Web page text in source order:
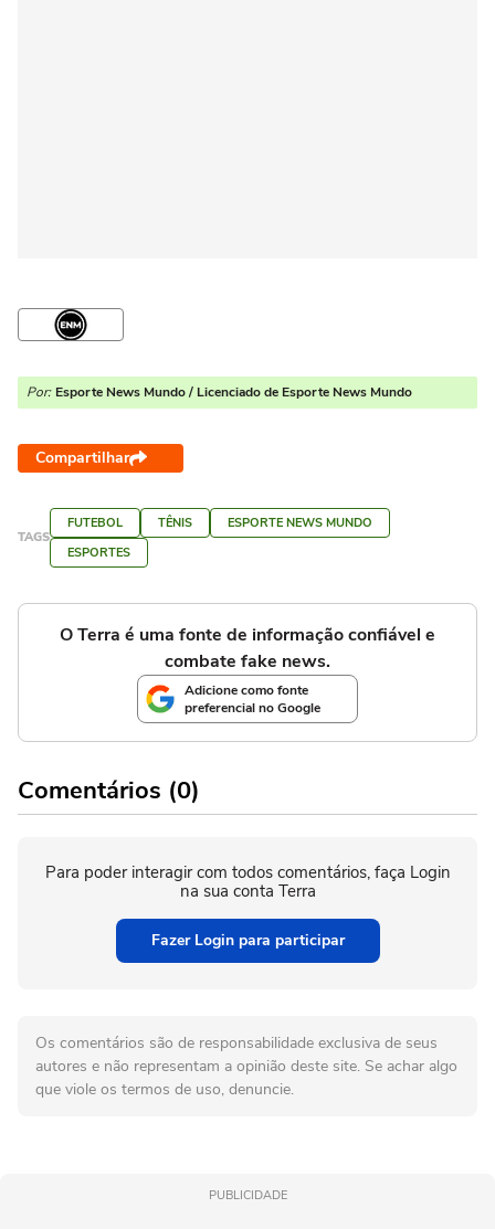
Por: Esporte News Mundo / Licenciado de Esporte News Mundo
Compartilhar
TAGS
FUTEBOL TÊNIS
ESPORTE NEWS MUNDO
ESPORTES
O Terra é uma fonte de informação confiável e
combate fake news.
Adicione como fonte
preferencial no Google
Comentários (0)
Para poder interagir com todos comentários, faça Login
na sua conta Terra
Fazer Login para participar
Os comentários são de responsabilidade exclusiva de seus
autores e não representam a opinião deste site. Se achar algo
que viole os termos de uso, denuncie.
PUBLICIDADE